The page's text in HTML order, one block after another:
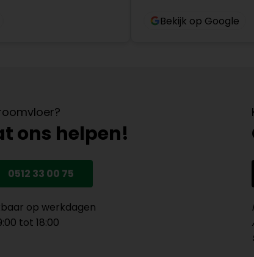
Bekijk op Google
ons helpen!
0512 33 00 75
op werkdagen
tot 18:00